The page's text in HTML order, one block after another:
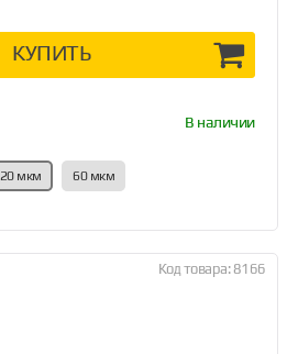
КУПИТЬ
В наличии
20 мкм 60 мкм
Код товара: 8166